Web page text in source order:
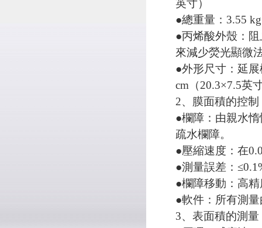
英寸）
●總重量：3.55
●丙烯酸外殼：
來減少熒光顯微
●外形尺寸：延
cm（20.3×7.5英
2、膜面積的控制
●欄障：由親水
疏水欄障。
●壓縮速度：在
●測量誤差：
●欄障移動：高
●軟件：所有測
3、表面積的測量